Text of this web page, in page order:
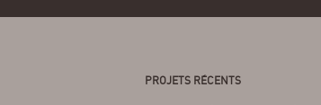
PROJETS RÉCENTS